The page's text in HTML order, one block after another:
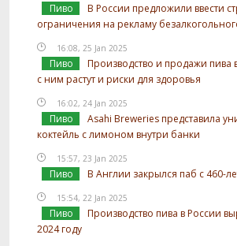
Пиво
В России предложили ввести
ограничения на рекламу
16:08, 25 Jan 2025
Пиво
Производство и продажи пива
с ним растут и риски для здоровья
16:02, 24 Jan 2025
Пиво
Asahi Breweries представила
коктейль с лимоном внутри банки
15:57, 23 Jan 2025
Пиво В Англии закрылся паб с 460-
15:54, 22 Jan 2025
Пиво
Производство пива в России
2024 году